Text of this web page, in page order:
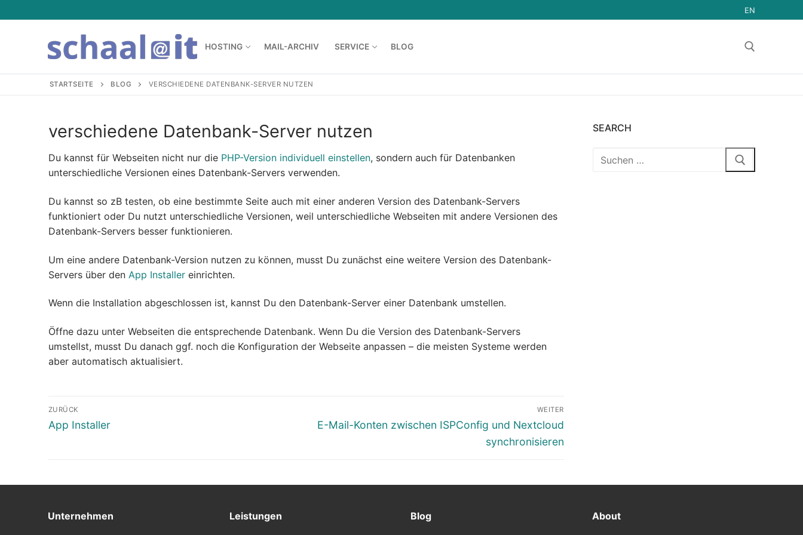
EN
HOSTING MAIL-ARCHIV SERVICE BLOG
Hosting
Managed Server Dedicated
Managed vServer
Mailserver
Webhosting
Shophosting
Service
Service
Downloads
ISPConfig Support
Blog
STARTSEITE BLOG VERSCHIEDENE DATENBANK-SERVER NUTZEN
verschiedene Datenbank-Server nutzen
Du kannst für Webseiten nicht nur die PHP-Version individuell einstellen, sondern auch für Datenbanken
unterschiedliche Versionen eines Datenbank-Servers verwenden.
Du kannst so zB testen, ob eine bestimmte Seite auch mit einer anderen Version des Datenbank-Servers
funktioniert oder Du nutzt unterschiedliche Versionen, weil unterschiedliche Webseiten mit andere Versionen des
Datenbank-Servers besser funktionieren.
Um eine andere Datenbank-Version nutzen zu können, musst Du zunächst eine weitere Version des Datenbank-
Servers über den App Installereinrichten.
Wenn die Installation abgeschlossen ist, kannst Du den Datenbank-Server einer Datenbank umstellen.
Öffne dazu unter Webseiten die entsprechende Datenbank. Wenn Du die Version des Datenbank-Servers
umstellst, musst Du danach ggf. noch die Konfiguration der Webseite anpassen – die meisten Systeme werden
aber automatisch aktualisiert.
ZURÜCK
App Installer
WEITER
E-Mail-Konten zwischen ISPConfig und Nextcloud
synchronisieren
SEARCH
Unternehmen Leistungen Blog About